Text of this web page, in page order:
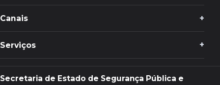
Canais
Serviços
Secretaria de Estado de Segurança Pública e